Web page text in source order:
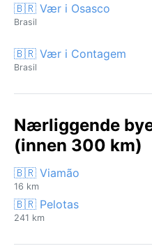
🇧🇷 Vær i Osasco
Brasil
🇧🇷 Vær i Contagem
Brasil
Nærliggende
(innen 300 km)
🇧🇷 Viamão
16 km
🇧🇷 Pelotas
241 km